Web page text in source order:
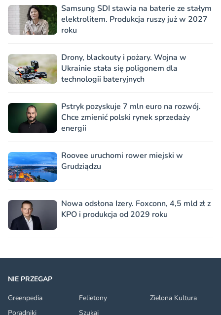
Samsung SDI stawia na baterie ze stałym
elektrolitem. Produkcja ruszy już w 2027
roku
Drony, blackouty i pożary. Wojna w
Ukrainie stała się poligonem dla
technologii bateryjnych
Pstryk pozyskuje 7 mln euro na rozwój.
Chce zmienić polski rynek sprzedaży
energii
Roovee uruchomi rower miejski w
Grudziądzu
Nowa odsłona Izery. Foxconn, 4,5 mld zł z
KPO i produkcja od 2029 roku
NIE PRZEGAP
Greenpedia
Felietony
Zielona Kultura
Poradniki
Szukaj